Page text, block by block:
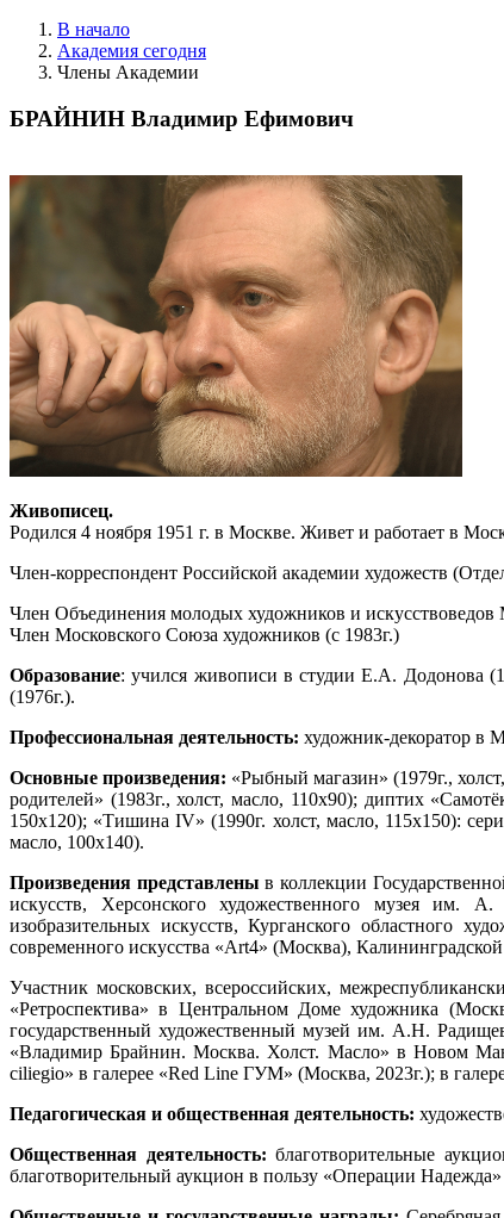
В начало
Академия сегодня
Члены Академии
БРАЙНИН Владимир Ефимович
Живописец.
Родился 4 ноября 1951 г. в Москве. Живет и работает в
Член-корреспондент Российской академии художеств
Член Объединения молодых художников и
Член Московского Союза художников (с 1983г.)
Образование: учился живописи в студии Е.А. Додонова
(1976г.).
Профессиональная деятельность: художник-декоратор в
Основные произведения: «Рыбный магазин» (1979г.,
родителей» (1983г., холст, масло, 110х90); диптих
150х120); «Тишина IV» (1990г. холст, масло, 115х150):
масло, 100х140).
Произведения представлены в коллекции
искусств, Херсонского художественного музея им.
изобразительных искусств, Курганского областного
современного искусства «Art4» (Москва),
Участник московских, всероссийских,
«Ретроспектива» в Центральном Доме художника
государственный художественный музей им. А.Н.
«Владимир Брайнин. Москва. Холст. Масло» в Новом
ciliegio» в галерее «Red Line ГУМ» (Москва, 2023г.); в
Педагогическая и общественная деятельность:
Общественная деятельность:благотворительные
благотворительный аукцион в пользу «Операции